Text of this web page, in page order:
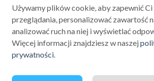
SKLEPU REGALCOTTON.COM POLITYKA
Używamy plików cookie, aby zapewnić
przeglądania, personalizować zawartość
analizować ruch na niej i wyświetlać
Więcej informacji znajdziesz w naszej
prywatności.